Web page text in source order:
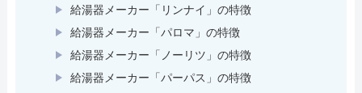
給湯器メーカー「リンナイ」の特徴
給湯器メーカー「パロマ」の特徴
給湯器メーカー「ノーリツ」の特徴
給湯器メーカー「パーパス」の特徴